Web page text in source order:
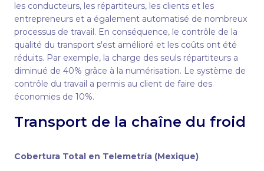
les conducteurs, les répartiteurs, les clients et les
entrepreneurs et a également automatisé de nombreux
processus de travail. En conséquence, le contrôle de la
qualité du transport s'est amélioré et les coûts ont été
réduits. Par exemple, la charge des seuls répartiteurs a
diminué de 40% grâce à la numérisation. Le système de
contrôle du travail a permis au client de faire des
économies de 10%.
Transport de la chaîne du froid
Cobertura Total en Telemetría (Mexique)